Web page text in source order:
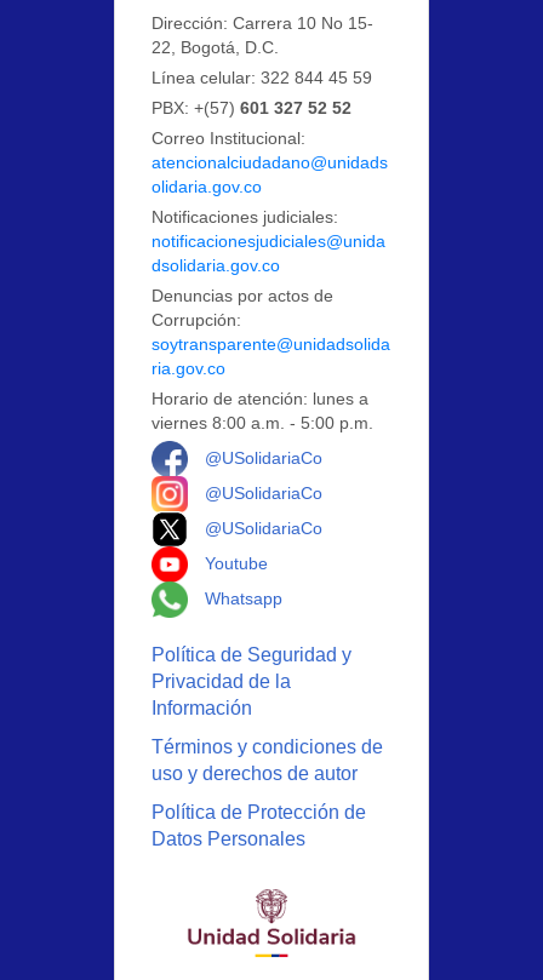
Dirección: Carrera 10 No 15-
22, Bogotá, D.C.
Línea celular: 322 844 45 59
PBX: +(57)601 327 52 52
Correo Institucional:
atencionalciudadano@unidads
olidaria.gov.co
Notificaciones judiciales:
notificacionesjudiciales@unida
dsolidaria.gov.co
Denuncias por actos de
Corrupción:
soytransparente@unidadsolida
ria.gov.co
Horario de atención: lunes a
viernes 8:00 a.m. - 5:00 p.m.
@USolidariaCo
@USolidariaCo
@USolidariaCo
Youtube
Whatsapp
Política de Seguridad y
Privacidad de la
Información
Términos y condiciones de
uso y derechos de autor
Política de Protección de
Datos Personales